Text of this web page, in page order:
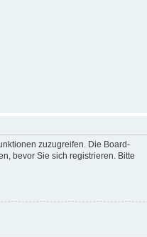
zuzugreifen. Die Board-
bevor Sie sich registrieren. Bitte